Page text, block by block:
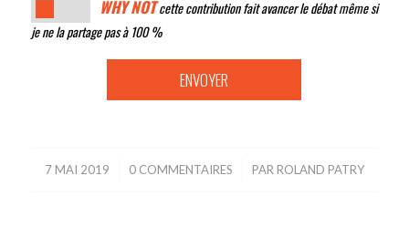
WHY NOTcette contribution fait avancer le débat même si
je ne la partage pas à 100 %
7 MAI 2019
/ 0 COMMENTAIRES
/ PAR ROLAND PATRY